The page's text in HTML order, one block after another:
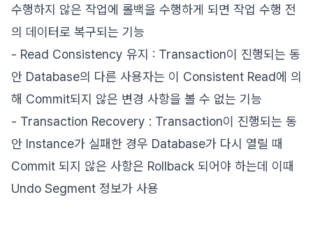
수행하지 않은 작업에 롤백을 수행하게 되면 작업 수행 전
의 데이터로 복구되는 기능
- Read Consistency 유지 : Transaction이 진행되는 동
안 Database의 다른 사용자는 이 Consistent Read에 의
해 Commit되지 않은 변경 사항을 볼 수 없는 기능
- Transaction Recovery : Transaction이 진행되는 동
안 Instance가 실패한 경우 Database가 다시 열릴 때
Commit 되지 않은 사항은 Rollback 되어야 하는데 이때
Undo Segment 정보가 사용